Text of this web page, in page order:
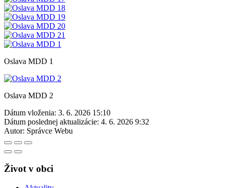
Oslava MDD 1
Oslava MDD 2
Dátum vloženia: 3. 6. 2026 15:10
Dátum poslednej aktualizácie: 4. 6. 2026 9:32
Autor: Správce Webu
Život v obci